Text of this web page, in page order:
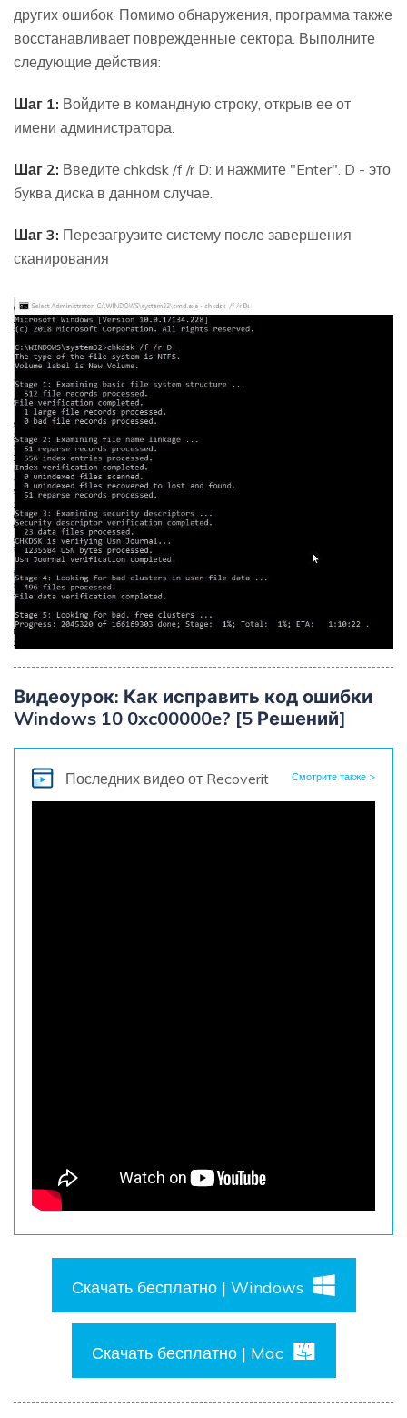
других ошибок. Помимо обнаружения, программа также
восстанавливает поврежденные сектора. Выполните
следующие действия:
Шаг 1: Войдите в командную строку, открыв ее от
имени администратора.
Шаг 2: Введите chkdsk /f /r D: и нажмите "Enter". D - это
буква диска в данном случае.
Шаг 3: Перезагрузите систему после завершения
сканирования
Видеоурок: Как исправить код ошибки
Windows 10 0xc00000e? [5 Решений]
Последних видео от Recoverit Смотрите также >
Скачать бесплатно | Windows
Скачать бесплатно | Mac